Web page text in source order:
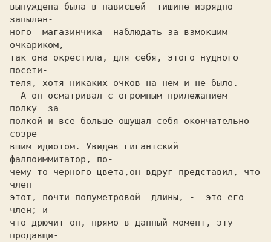
вынуждена была в нависшей  тишине изрядно
запылен-
ного  магазинчика  наблюдать за взмокшим
очкариком,
так она окрестила, для себя, этого нудного
посети-
теля, хотя никаких очков на нем и не было.
полку  за
полкой и все больше ощущал себя окончательно
созре-
вшим идиотом. Увидев гигантский
фаллоиммитатор, по-
чему-то черного цвета,он вдруг представил, что
член
этот, почти полуметровой  длины, -  это его
член; и
что дрючит он, прямо в данный момент, эту
продавщи-